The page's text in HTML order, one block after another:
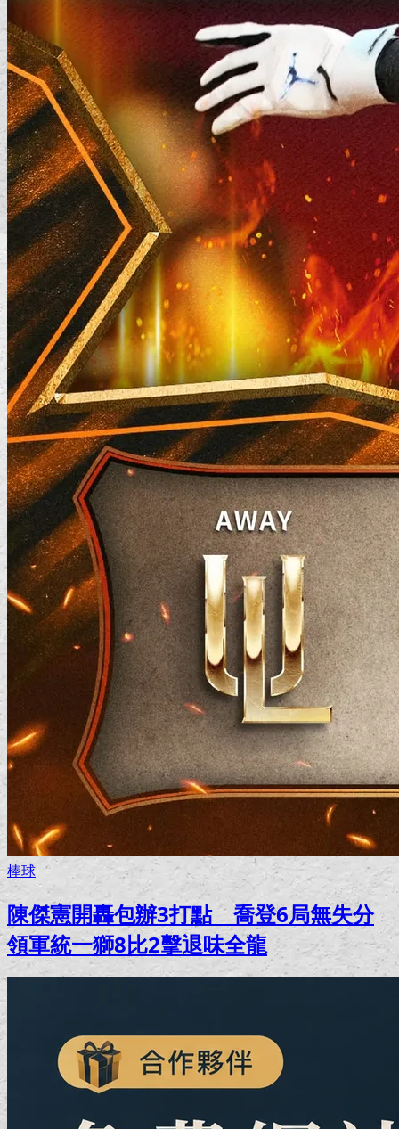
棒球
陳傑憲開轟包辦3打點 喬登6局無失分
領軍統一獅8比2擊退味全龍